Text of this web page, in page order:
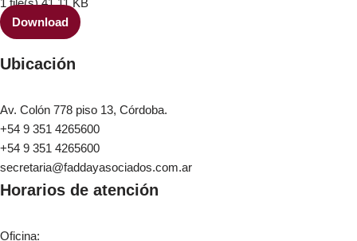
1 file(s)41.11 KB
Download
Ubicación
Av. Colón 778 piso 13, Córdoba.
+54 9 351 4265600
+54 9 351 4265600
secretaria@faddayasociados.com.ar
Horarios de atención
Oficina: